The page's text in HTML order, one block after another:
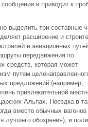
и приводит к
выделить три составные
расширение и
и авиационных
передвижения по
средств, которая может
путем
предложений (например,
привлекательной
Альпах. Поездка в
вместо обычных
лучшего обозрения), и